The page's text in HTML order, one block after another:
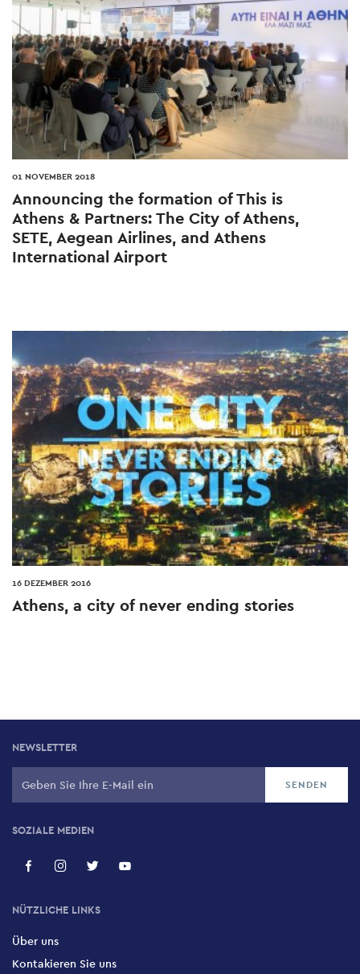
01 NOVEMBER 2018
Announcing the formation of This is
Athens & Partners: The City of Athens,
SETE, Aegean Airlines, and Athens
International Airport
16 DEZEMBER 2016
Athens, a city of never ending stories
NEWSLETTER
SOZIALE MEDIEN
NÜTZLICHE LINKS
Über uns
Kontakieren Sie uns